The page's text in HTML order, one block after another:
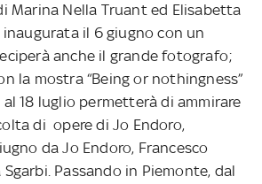
Marina Nella Truant ed Elisabetta
inaugurata il 6 giugno con un
anche il grande fotografo;
la mostra “Being or nothingness”
al 18 luglio permetterà di ammirare
di opere di Jo Endoro,
da Jo Endoro, Francesco
Passando in Piemonte, dal